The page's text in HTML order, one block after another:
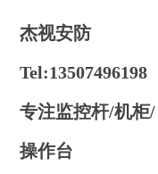
杰视安防
Tel:13507496198
专注监控杆/机柜/
操作台